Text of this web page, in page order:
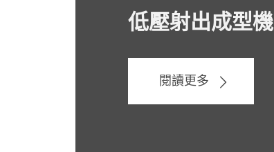
低壓射出成型機
閱讀更多